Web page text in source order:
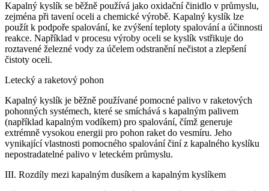
Kapalný kyslík se běžně používá jako oxidační činidlo v průmyslu,
zejména při tavení oceli a chemické výrobě. Kapalný kyslík lze
použít k podpoře spalování, ke zvýšení teploty spalování a účinnosti
reakce. Například v procesu výroby oceli se kyslík vstřikuje do
roztavené železné vody za účelem odstranění nečistot a zlepšení
čistoty oceli.
Letecký a raketový pohon
Kapalný kyslík je běžně používané pomocné palivo v raketových
pohonných systémech, které se smíchává s kapalným palivem
(například kapalným vodíkem) pro spalování, čímž generuje
extrémně vysokou energii pro pohon raket do vesmíru. Jeho
vynikající vlastnosti pomocného spalování činí z kapalného kyslíku
nepostradatelné palivo v leteckém průmyslu.
III. Rozdíly mezi kapalným dusíkem a kapalným kyslíkem